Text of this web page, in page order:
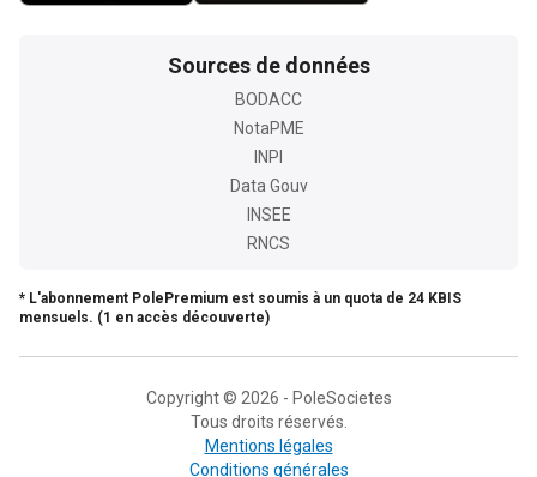
Sources de données
BODACC
NotaPME
INPI
Data Gouv
INSEE
RNCS
* L'abonnement PolePremium est soumis à un quota de 24 KBIS
mensuels. (1 en accès découverte)
Copyright © 2026 - PoleSocietes
Tous droits réservés.
Mentions légales
Conditions générales